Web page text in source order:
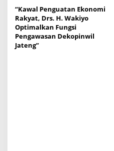
“Kawal Penguatan Ekonomi
Rakyat, Drs. H. Wakiyo
Optimalkan Fungsi
Pengawasan Dekopinwil
Jateng”